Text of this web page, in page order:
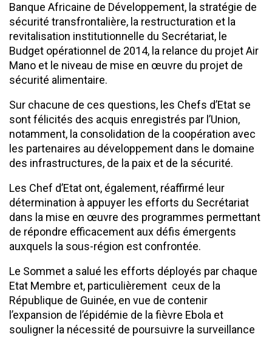
Banque Africaine de Développement, la stratégie de
sécurité transfrontalière, la restructuration et la
revitalisation institutionnelle du Secrétariat, le
Budget opérationnel de 2014, la relance du projet Air
Mano et le niveau de mise en œuvre du projet de
sécurité alimentaire.
Sur chacune de ces questions, les Chefs d’Etat se
sont félicités des acquis enregistrés par l’Union,
notamment, la consolidation de la coopération avec
les partenaires au développement dans le domaine
des infrastructures, de la paix et de la sécurité.
Les Chef d’Etat ont, également, réaffirmé leur
détermination à appuyer les efforts du Secrétariat
dans la mise en œuvre des programmes permettant
de répondre efficacement aux défis émergents
auxquels la sous-région est confrontée.
Le Sommet a salué les efforts déployés par chaque
Etat Membre et, particulièrement ceux de la
République de Guinée, en vue de contenir
l’expansion de l’épidémie de la fièvre Ebola et
souligner la nécessité de poursuivre la surveillance